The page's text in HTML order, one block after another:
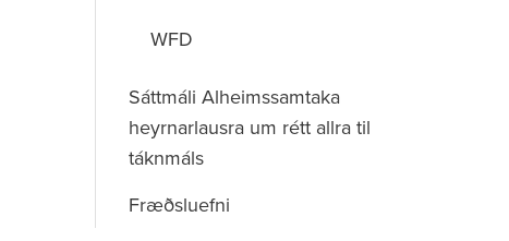
WFD
Sáttmáli Alheimssamtaka
heyrnarlausra um rétt allra til
táknmáls
Fræðsluefni